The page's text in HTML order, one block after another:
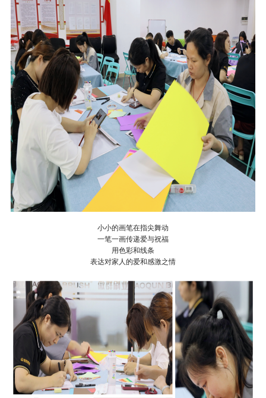
小小的画笔在指尖舞动
一笔一画传递爱与祝福
用色彩和线条
表达对家人的爱和感激之情